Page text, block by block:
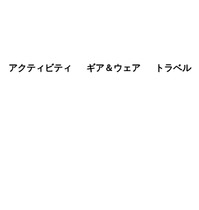
アクティビティ ギア＆ウェア トラベル